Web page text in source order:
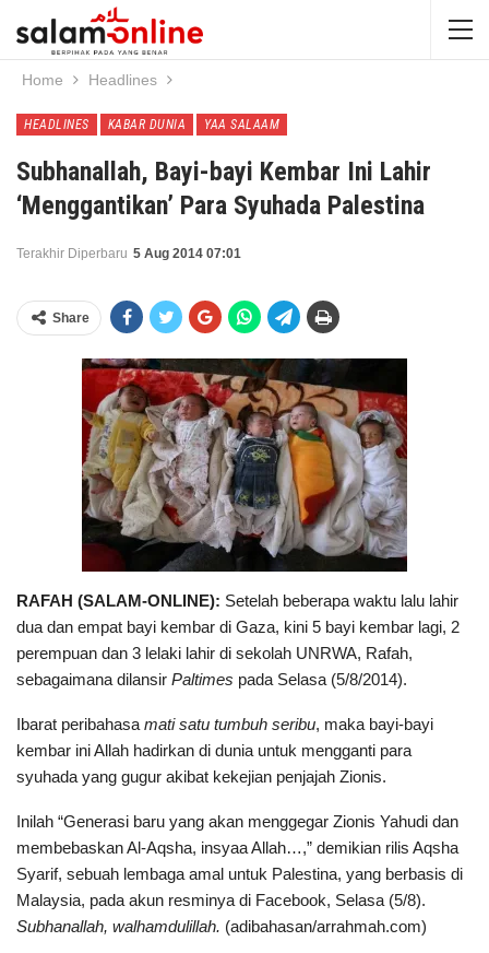
Home Headlines
HEADLINES KABAR DUNIA YAA SALAAM
Subhanallah, Bayi-bayi Kembar Ini Lahir
‘Menggantikan’ Para Syuhada Palestina
Terakhir Diperbaru 5 Aug 2014 07:01
Share
RAFAH (SALAM-ONLINE): Setelah beberapa waktu lalu lahir
dua dan empat bayi kembar di Gaza, kini 5 bayi kembar lagi, 2
perempuan dan 3 lelaki lahir di sekolah UNRWA, Rafah,
sebagaimana dilansir Paltimes pada Selasa (5/8/2014).
Ibarat peribahasa mati satu tumbuh seribu, maka bayi-bayi
kembar ini Allah hadirkan di dunia untuk mengganti para
syuhada yang gugur akibat kekejian penjajah Zionis.
Inilah “Generasi baru yang akan menggegar Zionis Yahudi dan
membebaskan Al-Aqsha, insyaa Allah…,” demikian rilis Aqsha
Syarif, sebuah lembaga amal untuk Palestina, yang berbasis di
Malaysia, pada akun resminya di Facebook, Selasa (5/8).
Subhanallah, walhamdulillah. (adibahasan/arrahmah.com)